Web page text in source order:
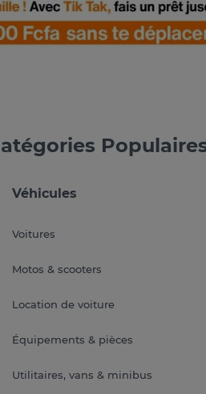
Véhicules
Voitures
Motos & scooters
Location de voiture
Équipements & pièces
Utilitaires, vans & minibus